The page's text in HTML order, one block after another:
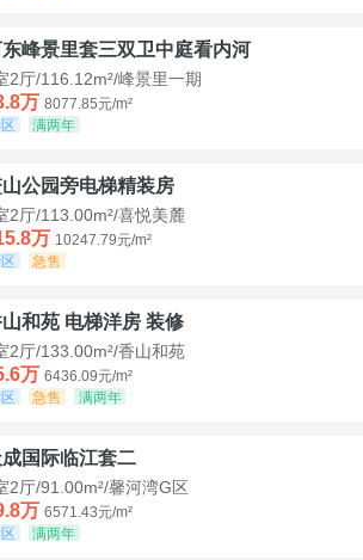
峰景里套三双卫中庭看内河
2厅/116.12m²/峰景里一期
万 8077.85元/m²
满两年
公园旁电梯精装房
2厅/113.00m²/喜悦美麓
万 10247.79元/m²
急售
和苑 电梯洋房 装修
2厅/133.00m²/香山和苑
万 6436.09元/m²
急售 满两年
成国际临江套二
2厅/91.00m²/馨河湾G区
万 6571.43元/m²
满两年